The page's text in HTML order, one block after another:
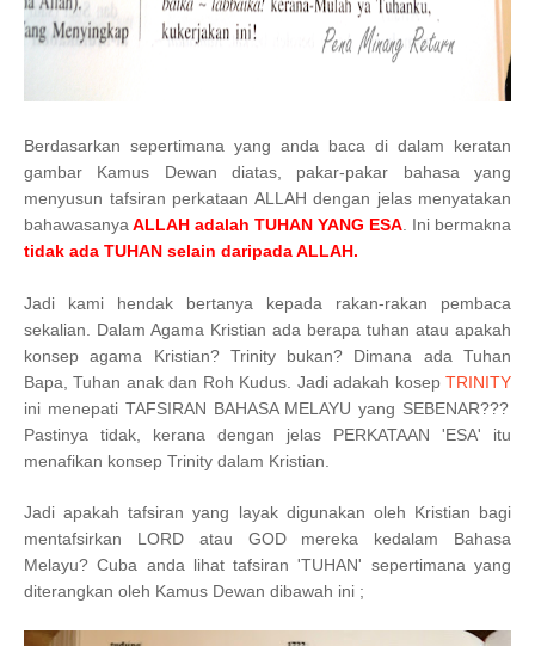
Berdasarkan sepertimana yang anda baca di dalam keratan
gambar Kamus Dewan diatas, pakar-pakar bahasa yang
menyusun tafsiran perkataan ALLAH dengan jelas menyatakan
bahawasanya ALLAH adalah TUHAN YANG ESA . Ini bermakna
tidak ada TUHAN selain daripada ALLAH.
Jadi kami hendak bertanya kepada rakan-rakan pembaca
sekalian. Dalam Agama Kristian ada berapa tuhan atau apakah
konsep agama Kristian? Trinity bukan? Dimana ada Tuhan
Bapa, Tuhan anak dan Roh Kudus. Jadi adakah kosep TRINITY
ini menepati TAFSIRAN BAHASA MELAYU yang SEBENAR???
Pastinya tidak, kerana dengan jelas PERKATAAN 'ESA' itu
menafikan konsep Trinity dalam Kristian.
Jadi apakah tafsiran yang layak digunakan oleh Kristian bagi
mentafsirkan LORD atau GOD mereka kedalam Bahasa
Melayu? Cuba anda lihat tafsiran 'TUHAN' sepertimana yang
diterangkan oleh Kamus Dewan dibawah ini ;